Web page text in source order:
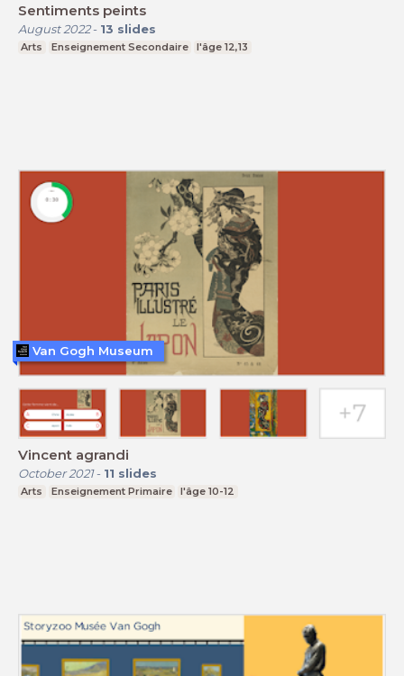
Sentiments peints
August 2022- 13 slides
Arts Enseignement Secondaire l'âge 12,13
Vincent agrandi
October 2021- 11 slides
Arts Enseignement Primaire l'âge 10-12
Van Gogh Museum